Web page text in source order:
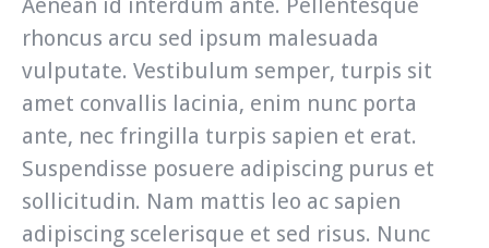
Aenean id interdum ante. Pellentesque
rhoncus arcu sed ipsum malesuada
vulputate. Vestibulum semper, turpis sit
amet convallis lacinia, enim nunc porta
ante, nec fringilla turpis sapien et erat.
Suspendisse posuere adipiscing purus et
sollicitudin. Nam mattis leo ac sapien
adipiscing scelerisque et sed risus. Nunc